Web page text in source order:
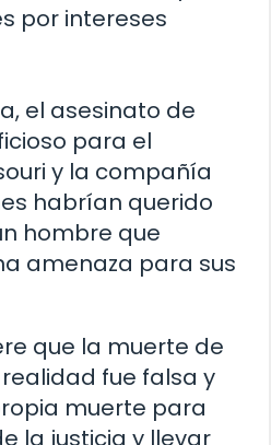
por intereses
el asesinato de
para el
y la compañía
habrían querido
hombre que
amenaza para sus
que la muerte de
fue falsa y
muerte para
la justicia y llevar